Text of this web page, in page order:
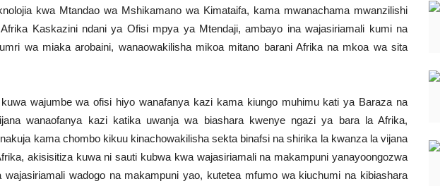
kwa Mtandao wa Mshikamano wa Kimataifa, kama mwanachama mwanzilishi
Kaskazini ndani ya Ofisi mpya ya Mtendaji, ambayo ina wajasiriamali kumi na
wa miaka arobaini, wanaowakilisha mikoa mitano barani Afrika na mkoa wa sita
wajumbe wa ofisi hiyo wanafanya kazi kama kiungo muhimu kati ya Baraza na
wanaofanya kazi katika uwanja wa biashara kwenye ngazi ya bara la Afrika,
kama chombo kikuu kinachowakilisha sekta binafsi na shirika la kwanza la vijana
akisisitiza kuwa ni sauti kubwa kwa wajasiriamali na makampuni yanayoongozwa
wajasiriamali wadogo na makampuni yao, kutetea mfumo wa kiuchumi na kibiashara